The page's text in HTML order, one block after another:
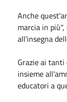
Anche
marcia in
all'insegna
Grazie ai
insieme
educatori a